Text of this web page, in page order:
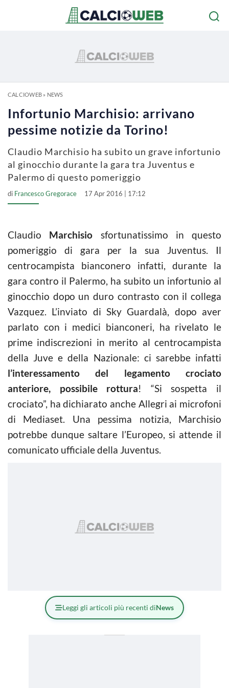
CALCIOWEB» NEWS
Infortunio Marchisio: arrivano
pessime notizie da Torino!
Claudio Marchisio ha subito un grave infortunio
al ginocchio durante la gara tra Juventus e
Palermo di questo pomeriggio
di Francesco Gregorace 17 Apr 2016 | 17:12
Claudio Marchisio sfortunatissimo in questo
pomeriggio di gara per la sua Juventus. Il
centrocampista bianconero infatti, durante la
gara contro il Palermo, ha subito un infortunio al
ginocchio dopo un duro contrasto con il collega
Vazquez. L’inviato di Sky Guardalà, dopo aver
parlato con i medici bianconeri, ha rivelato le
prime indiscrezioni in merito al centrocampista
della Juve e della Nazionale: ci sarebbe infatti
l’interessamento del legamento crociato
anteriore, possibile rottura! “Si sospetta il
crociato”, ha dichiarato anche Allegri ai microfoni
di Mediaset. Una pessima notizia, Marchisio
potrebbe dunque saltare l’Europeo, si attende il
comunicato ufficiale della Juventus.
Leggi gli articoli più recenti diNews